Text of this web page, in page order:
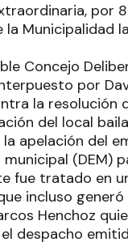
por
Municipalidad
Concejo
por
la resolución
del local
apelación del
(DEM)
fue tratado en
incluso
Henchoz
despacho